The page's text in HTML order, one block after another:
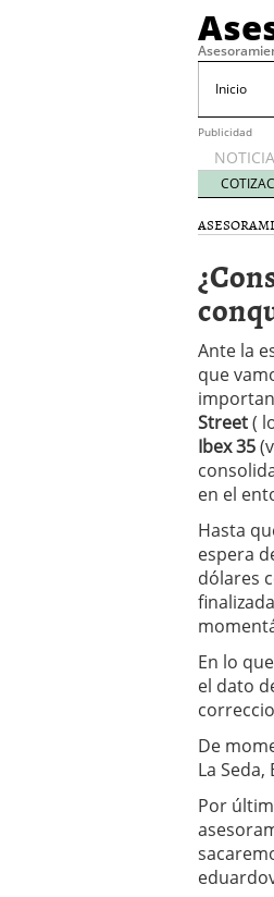
Inicio
Publicidad
Ante la
que
Street(
Ibex 35
en el
Hasta
espera
dólares
En lo
el dato
De
La
Por